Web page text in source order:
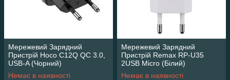
Мережевий Зарядний
Пристрій Hoco C12Q QC 3.0,
USB-A (Чорний)
Немає в наявності
Мережевий Зарядний
Пристрій Remax RP-U35
2USB Micro (Бiлий)
Немає в наявності